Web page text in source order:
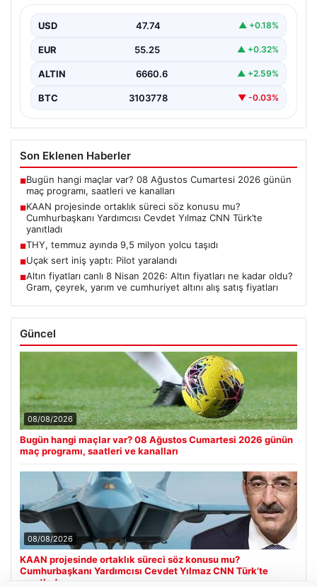
Cumhurbaşkanı Yardımcısı Cevdet Yılmaz, CNN Türk
Ortak…
USD 47.74 ▲ +0.18%
EUR 55.25 ▲ +0.32%
ALTIN 6660.6 ▲ +2.59%
BTC 3103778 ▼ -0.03%
Son Eklenen Haberler
■Bugün hangi maçlar var? 08 Ağustos Cumartesi 2026 günün
maç programı, saatleri ve kanalları
■KAAN projesinde ortaklık süreci söz konusu mu?
Cumhurbaşkanı Yardımcısı Cevdet Yılmaz CNN Türk’te
yanıtladı
■THY, temmuz ayında 9,5 milyon yolcu taşıdı
■Uçak sert iniş yaptı: Pilot yaralandı
■Altın fiyatları canlı 8 Nisan 2026: Altın fiyatları ne kadar oldu?
Gram, çeyrek, yarım ve cumhuriyet altını alış satış fiyatları
Güncel
08/08/2026
Bugün hangi maçlar var? 08 Ağustos Cumartesi 2026 günün
maç programı, saatleri ve kanalları
08/08/2026
KAAN projesinde ortaklık süreci söz konusu mu?
Cumhurbaşkanı Yardımcısı Cevdet Yılmaz CNN Türk’te
yanıtladı